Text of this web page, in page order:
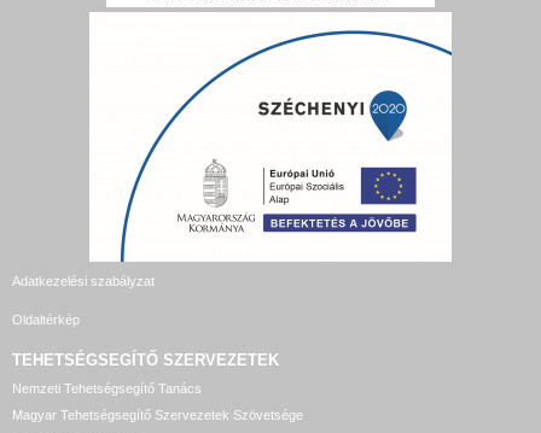
Adatkezelési szabályzat
Oldaltérkép
TEHETSÉGSEGÍTŐ SZERVEZETEK
Nemzeti Tehetségsegítő Tanács
Magyar Tehetségsegítő Szervezetek Szövetsége